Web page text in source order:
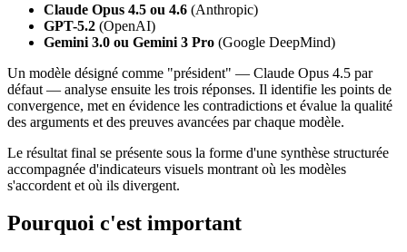
Claude Opus 4.5 ou 4.6 (Anthropic)
GPT-5.2 (OpenAI)
Gemini 3.0 ou Gemini 3 Pro (Google DeepMind)
Un modèle désigné comme "président" — Claude Opus 4.5 par
défaut — analyse ensuite les trois réponses. Il identifie les points de
convergence, met en évidence les contradictions et évalue la qualité
des arguments et des preuves avancées par chaque modèle.
Le résultat final se présente sous la forme d'une synthèse structurée
accompagnée d'indicateurs visuels montrant où les modèles
s'accordent et où ils divergent.
Pourquoi c'est important